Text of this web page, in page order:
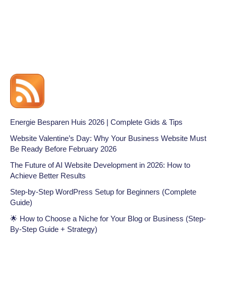
Energie Besparen Huis 2026 | Complete Gids & Tips
Website Valentine’s Day: Why Your Business Website Must
Be Ready Before February 2026
The Future of AI Website Development in 2026: How to
Achieve Better Results
Step-by-Step WordPress Setup for Beginners (Complete
Guide)
🌟 How to Choose a Niche for Your Blog or Business (Step-
By-Step Guide + Strategy)